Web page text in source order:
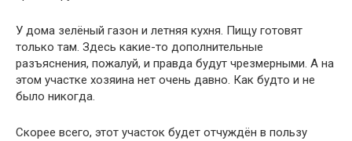
У дома зелёный газон и летняя кухня. Пищу готовят
только там. Здесь какие-то дополнительные
разъяснения, пожалуй, и правда будут чрезмерными. А на
этом участке хозяина нет очень давно. Как будто и не
было никогда.
Скорее всего, этот участок будет отчуждён в пользу